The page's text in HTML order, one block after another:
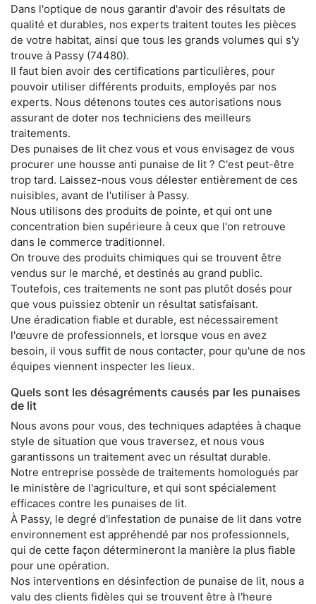
Dans l'optique de nous garantir d'avoir des résultats de
qualité et durables, nos experts traitent toutes les pièces
de votre habitat, ainsi que tous les grands volumes qui s'y
trouve à Passy (74480).
Il faut bien avoir des certifications particulières, pour
pouvoir utiliser différents produits, employés par nos
experts. Nous détenons toutes ces autorisations nous
assurant de doter nos techniciens des meilleurs
traitements.
Des punaises de lit chez vous et vous envisagez de vous
procurer une housse anti punaise de lit ? C'est peut-être
trop tard. Laissez-nous vous délester entièrement de ces
nuisibles, avant de l'utiliser à Passy.
Nous utilisons des produits de pointe, et qui ont une
concentration bien supérieure à ceux que l'on retrouve
dans le commerce traditionnel.
On trouve des produits chimiques qui se trouvent être
vendus sur le marché, et destinés au grand public.
Toutefois, ces traitements ne sont pas plutôt dosés pour
que vous puissiez obtenir un résultat satisfaisant.
Une éradication fiable et durable, est nécessairement
l'œuvre de professionnels, et lorsque vous en avez
besoin, il vous suffit de nous contacter, pour qu'une de nos
équipes viennent inspecter les lieux.
Quels sont les désagréments causés par les punaises
de lit
Nous avons pour vous, des techniques adaptées à chaque
style de situation que vous traversez, et nous vous
garantissons un traitement avec un résultat durable.
Notre entreprise possède de traitements homologués par
le ministère de l'agriculture, et qui sont spécialement
efficaces contre les punaises de lit.
À Passy, le degré d'infestation de punaise de lit dans votre
environnement est appréhendé par nos professionnels,
qui de cette façon détermineront la manière la plus fiable
pour une opération.
Nos interventions en désinfection de punaise de lit, nous a
valu des clients fidèles qui se trouvent être à l'heure